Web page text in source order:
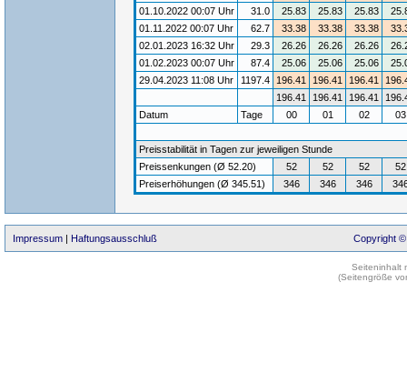
01.10.2022 00:07 Uhr
31.0 25.83 25.83 25.83
01.11.2022 00:07 Uhr
62.7 33.38 33.38 33.38
02.01.2023 16:32 Uhr
29.3 26.26 26.26 26.26
01.02.2023 00:07 Uhr
87.4 25.06 25.06 25.06
29.04.2023 11:08 Uhr
1197.4 196.41 196.41 196.41
196.41
196.41 196.41
Datum
Tage 00 01 02
Preisstabilität in Tagen zur jeweiligen Stunde
Preissenkungen (Ø 52.20)
52 52 52
52
Preiserhöhungen (Ø 345.51)
346 346 346
Impressum | Haftungsausschluß Copyright ©
Seiteninhalt
(Seitengröße